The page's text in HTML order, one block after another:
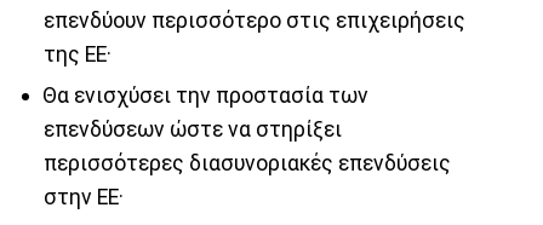
επενδύουν περισσότερο στις επιχειρήσεις
της ΕΕ·
Θα ενισχύσει την προστασία των
επενδύσεων ώστε να στηρίξει
περισσότερες διασυνοριακές επενδύσεις
στην ΕΕ·